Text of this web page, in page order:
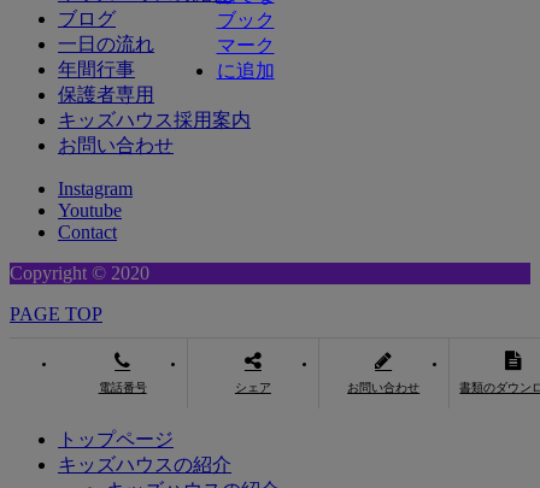
ブログ
一日の流れ
年間行事
保護者専用
キッズハウス採用案内
お問い合わせ
Instagram
Youtube
Contact
Copyright © 2020
PAGE TOP
電話番号 シェア お問い合わせ 書類のダウン
トップページ
キッズハウスの紹介